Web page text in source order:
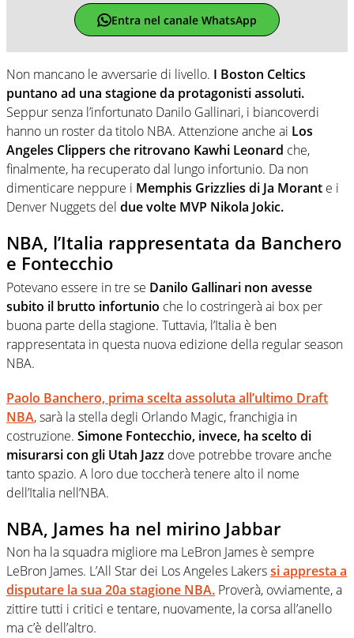
Entra nel canale WhatsApp
Non mancano le avversarie di livello. I Boston Celtics
puntano ad una stagione da protagonisti assoluti.
Seppur senza l’infortunato Danilo Gallinari, i biancoverdi
hanno un roster da titolo NBA. Attenzione anche ai Los
Angeles Clippers che ritrovano Kawhi Leonard che,
finalmente, ha recuperato dal lungo infortunio. Da non
dimenticare neppure i Memphis Grizzlies di Ja Morant e i
Denver Nuggets del due volte MVP Nikola Jokic.
NBA, l’Italia rappresentata da Banchero
e Fontecchio
Potevano essere in tre se Danilo Gallinari non avesse
subito il brutto infortunio che lo costringerà ai box per
buona parte della stagione. Tuttavia, l’Italia è ben
rappresentata in questa nuova edizione della regular season
NBA.
Paolo Banchero, prima scelta assoluta all’ultimo Draft
NBA, sarà la stella degli Orlando Magic, franchigia in
costruzione. Simone Fontecchio, invece, ha scelto di
misurarsi con gli Utah Jazz dove potrebbe trovare anche
tanto spazio. A loro due toccherà tenere alto il nome
dell’Italia nell’NBA.
NBA, James ha nel mirino Jabbar
Non ha la squadra migliore ma LeBron James è sempre
LeBron James. L’All Star dei Los Angeles Lakerssi appresta a
disputare la sua 20a stagione NBA. Proverà, ovviamente, a
zittire tutti i critici e tentare, nuovamente, la corsa all’anello
ma c’è dell’altro.